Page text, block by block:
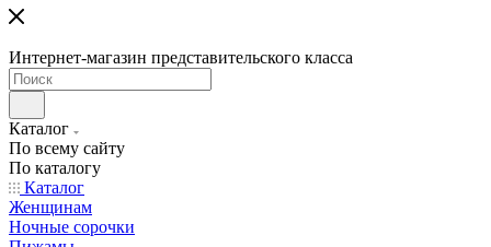
Интернет-магазин представительского класса
Каталог
По всему сайту
По каталогу
Каталог
Женщинам
Ночные сорочки